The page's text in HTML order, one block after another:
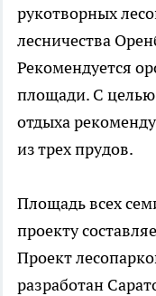
рукотворных
лесничества
Рекомендуется
площади. С
отдыха
из трех прудов.
Площадь всех
проекту
Проект
разработан